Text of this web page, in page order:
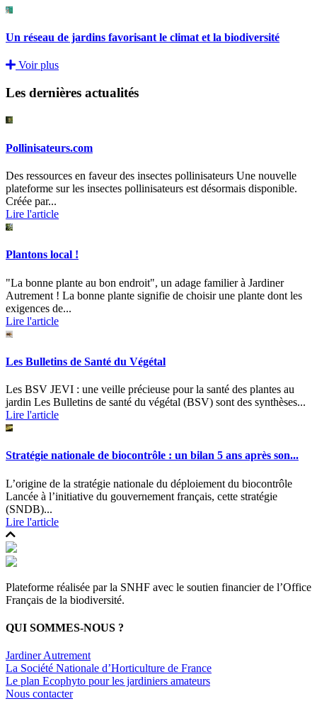
Un réseau de jardins favorisant le climat et la biodiversité
Voir plus
Les dernières actualités
Pollinisateurs.com
Des ressources en faveur des insectes pollinisateurs Une nouvelle
plateforme sur les insectes pollinisateurs est désormais disponible.
Créée par...
Lire l'article
Plantons local !
"La bonne plante au bon endroit", un adage familier à Jardiner
Autrement ! La bonne plante signifie de choisir une plante dont les
exigences de...
Lire l'article
Les Bulletins de Santé du Végétal
Les BSV JEVI : une veille précieuse pour la santé des plantes au
jardin Les Bulletins de santé du végétal (BSV) sont des synthèses...
Lire l'article
Stratégie nationale de biocontrôle : un bilan 5 ans après son...
L’origine de la stratégie nationale du déploiement du biocontrôle
Lancée à l’initiative du gouvernement français, cette stratégie
(SNDB)...
Lire l'article
Plateforme réalisée par la SNHF avec le soutien financier de l’Office
Français de la biodiversité.
QUI SOMMES-NOUS ?
Jardiner Autrement
La Société Nationale d’Horticulture de France
Le plan Ecophyto pour les jardiniers amateurs
Nous contacter